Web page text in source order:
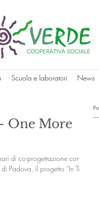
Scuola e laboratori News
One More
di co-progettazione con la
Padova, il progetto “In Tutti i